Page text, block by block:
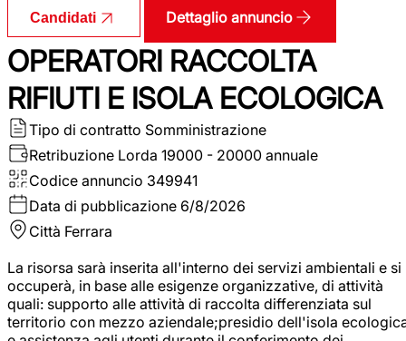
Candidati Dettaglio annuncio
OPERATORI RACCOLTA
RIFIUTI E ISOLA ECOLOGICA
Tipo di contratto Somministrazione
Retribuzione Lorda 19000 - 20000 annuale
Codice annuncio 349941
Data di pubblicazione 6/8/2026
Città Ferrara
La risorsa sarà inserita all'interno dei servizi ambientali e si
occuperà, in base alle esigenze organizzative, di attività
quali: supporto alle attività di raccolta differenziata sul
territorio con mezzo aziendale;presidio dell'isola